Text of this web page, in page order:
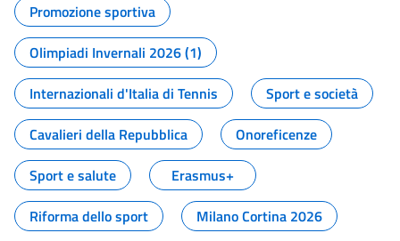
Promozione sportiva
Olimpiadi Invernali 2026 (1)
Internazionali d'Italia di Tennis
Sport e società
Cavalieri della Repubblica
Onoreficenze
Sport e salute
Erasmus+
Riforma dello sport
Milano Cortina 2026